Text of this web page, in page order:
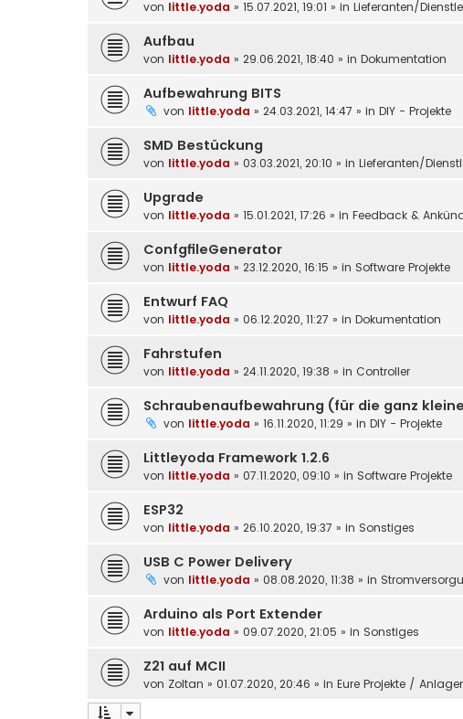
von little.yoda » 15.07.2021, 19:01 » in Lieferanten/
Aufbau
von little.yoda » 29.06.2021, 18:40 » in Dokumentation
Aufbewahrung BITS
von little.yoda » 24.03.2021, 14:47 » in DIY - Projekte
SMD Bestückung
von little.yoda » 03.03.2021, 20:10 » in Lieferanten/
Upgrade
von little.yoda » 15.01.2021, 17:26 » in Feedback &
ConfgfileGenerator
von little.yoda » 23.12.2020, 16:15 » in Software Projekte
Entwurf FAQ
von little.yoda » 06.12.2020, 11:27 » in Dokumentation
Fahrstufen
von little.yoda » 24.11.2020, 19:38 » in Controller
Schraubenaufbewahrung (für die ganz
von little.yoda » 16.11.2020, 11:29 » in DIY - Projekte
Littleyoda Framework 1.2.6
von little.yoda » 07.11.2020, 09:10 » in Software Projekte
ESP32
von little.yoda » 26.10.2020, 19:37 » in Sonstiges
USB C Power Delivery
von little.yoda » 08.08.2020, 11:38 » in
Arduino als Port Extender
von little.yoda » 09.07.2020, 21:05 » in Sonstiges
Z21 auf MCII
von Zoltan » 01.07.2020, 20:46 » in Eure Projekte /